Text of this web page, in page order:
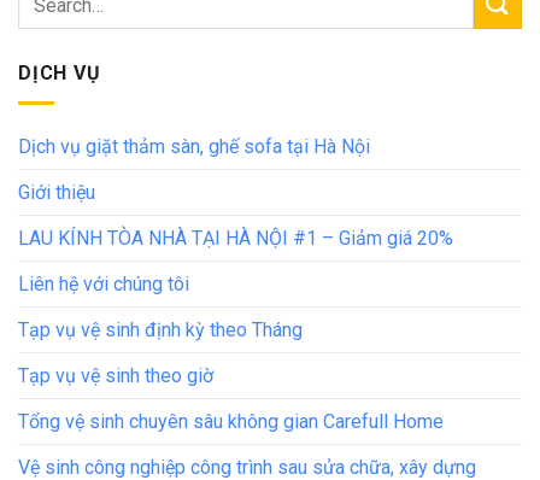
DỊCH VỤ
Dịch vụ giặt thảm sàn, ghế sofa tại Hà Nội
Giới thiệu
LAU KÍNH TÒA NHÀ TẠI HÀ NỘI #1 – Giảm giá 20%
Liên hệ với chúng tôi
Tạp vụ vệ sinh định kỳ theo Tháng
Tạp vụ vệ sinh theo giờ
Tổng vệ sinh chuyên sâu không gian Carefull Home
Vệ sinh công nghiệp công trình sau sửa chữa, xây dựng